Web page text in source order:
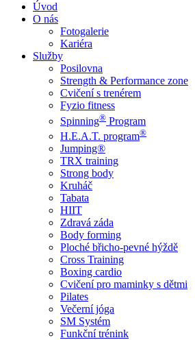
Úvod
O nás
Fotogalerie
Kariéra
Služby
Posilovna
Strength & Performance zone
Cvičení s trenérem
Fyzio fitness
Spinning® Program
H.E.A.T. program®
Jumping®
TRX training
Strong body
Kruháč
Tabata
HIIT
Zdravá záda
Body forming
Ploché břicho-pevné hýždě
Cross Training
Boxing cardio
Cvičení pro maminky s dětmi
Pilates
Večerní jóga
SM Systém
Funkční trénink